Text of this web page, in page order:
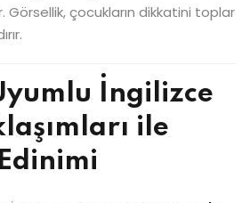
Görsellik, çocukların dikkatini toplar
İngilizce
ile